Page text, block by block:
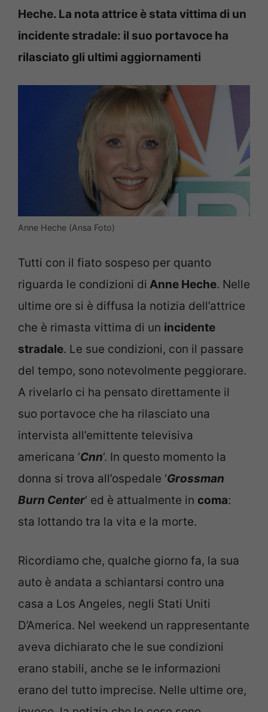
Heche. La nota attrice è stata vittima di un
incidente stradale: il suo portavoce ha
rilasciato gli ultimi aggiornamenti
Anne Heche (Ansa Foto)
Tutti con il fiato sospeso per quanto
riguarda le condizioni di Anne Heche. Nelle
ultime ore si è diffusa la notizia dell’attrice
che è rimasta vittima di un incidente
stradale. Le sue condizioni, con il passare
del tempo, sono notevolmente peggiorare.
A rivelarlo ci ha pensato direttamente il
suo portavoce che ha rilasciato una
intervista all’emittente televisiva
americana ‘Cnn‘. In questo momento la
donna si trova all’ospedale ‘Grossman
Burn Center‘ ed è attualmente in coma:
sta lottando tra la vita e la morte.
Ricordiamo che, qualche giorno fa, la sua
auto è andata a schiantarsi contro una
casa a Los Angeles, negli Stati Uniti
D’America. Nel weekend un rappresentante
aveva dichiarato che le sue condizioni
erano stabili, anche se le informazioni
erano del tutto imprecise. Nelle ultime ore,